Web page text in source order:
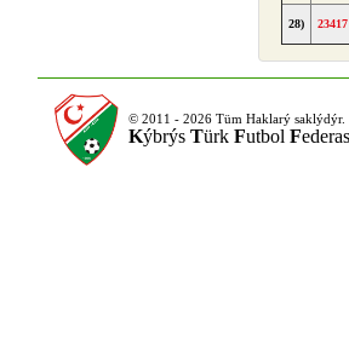
28) 23417
© 2011 - 2026 Tüm Haklarý saklýdýr.
Kýbrýs Türk Futbol F